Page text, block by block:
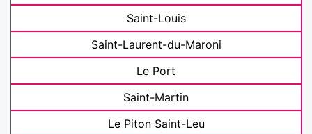
Saint-Louis
Saint-Laurent-du-Maroni
Le Port
Saint-Martin
Le Piton Saint-Leu